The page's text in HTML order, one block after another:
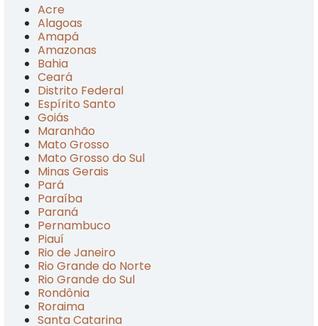
Acre
Alagoas
Amapá
Amazonas
Bahia
Ceará
Distrito Federal
Espírito Santo
Goiás
Maranhão
Mato Grosso
Mato Grosso do Sul
Minas Gerais
Pará
Paraíba
Paraná
Pernambuco
Piauí
Rio de Janeiro
Rio Grande do Norte
Rio Grande do Sul
Rondônia
Roraima
Santa Catarina